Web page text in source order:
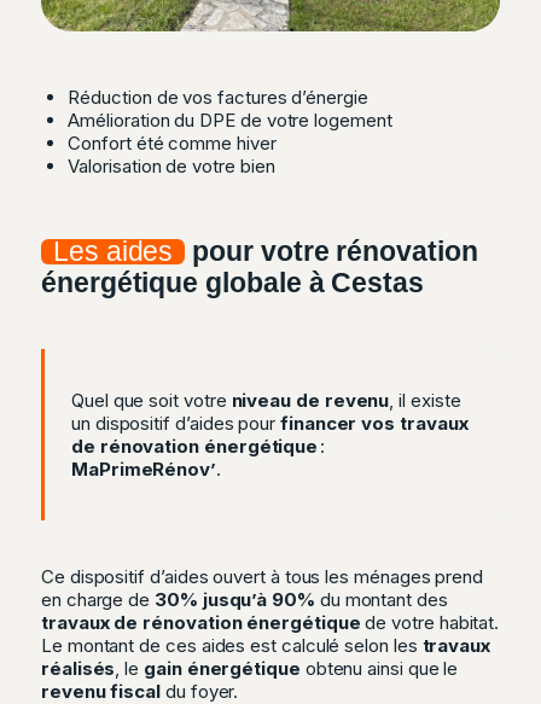
Réduction de vos factures d’énergie
Amélioration du DPE de votre logement
Confort été comme hiver
Valorisation de votre bien
Les aides
pour votre rénovation
énergétique globale à Cestas
Quel que soit votre niveau de revenu , il existe
un dispositif d’aides pour financer vos travaux
de rénovation énergétique :
MaPrimeRénov’.
Ce dispositif d’aides ouvert à tous les ménages prend
en charge de 30% jusqu’à 90% du montant des
travaux de rénovation énergétique de votre habitat.
Le montant de ces aides est calculé selon les travaux
réalisés , le gain énergétique obtenu ainsi que le
revenu fiscal du foyer.